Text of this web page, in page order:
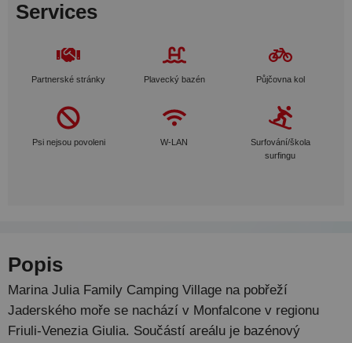
Services
Partnerské stránky Plavecký bazén Půjčovna kol
Psi nejsou povoleni W-LAN
Surfování/škola
surfingu
Popis
Marina Julia Family Camping Village na pobřeží
Jaderského moře se nachází v Monfalcone v regionu
Friuli-Venezia Giulia. Součástí areálu je bazénový